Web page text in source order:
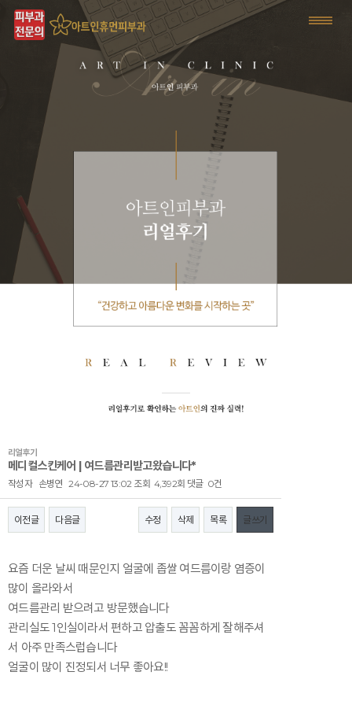
리얼후기
메디컬스킨케어 | 여드름관리받고왔습니다*
작성자 손병연 24-08-27 13:02조회 4,392회 댓글 0건
이전글 다음글 수정 삭제 목록 글쓰기
요즘 더운 날씨 때문인지 얼굴에 좁쌀 여드름이랑 염증이
많이 올라와서
여드름관리 받으려고 방문했습니다
관리실도 1인실이라서 편하고 압출도 꼼꼼하게 잘해주셔
서 아주 만족스럽습니다
얼굴이 많이 진정되서 너무 좋아요!!